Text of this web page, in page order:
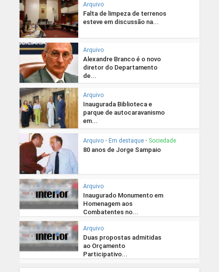
Arquivo
Falta de limpeza de terrenos
esteve em discussão na...
Arquivo
Alexandre Branco é o novo
diretor do Departamento
de...
Arquivo
Inaugurada Biblioteca e
parque de autocaravanismo
em...
Arquivo • Em destaque • Sociedade
80 anos de Jorge Sampaio
Arquivo
Inaugurado Monumento em
Homenagem aos
Combatentes no...
Arquivo
Duas propostas admitidas
ao Orçamento
Participativo...